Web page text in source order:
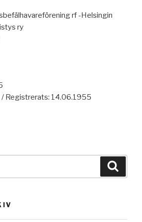
rf -Helsingin
ry
Registrerats: 14.06.1955